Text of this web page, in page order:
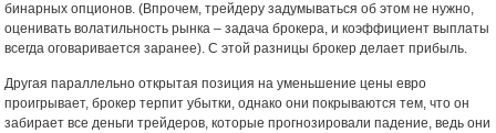
бинарных опционов. (Впрочем, трейдеру задумываться об этом не нужно,
оценивать волатильность рынка – задача брокера, и коэффициент выплаты
всегда оговаривается заранее). С этой разницы брокер делает прибыль.
Другая параллельно открытая позиция на уменьшение цены евро
проигрывает, брокер терпит убытки, однако они покрываются тем, что он
забирает все деньги трейдеров, которые прогнозировали падение, ведь они